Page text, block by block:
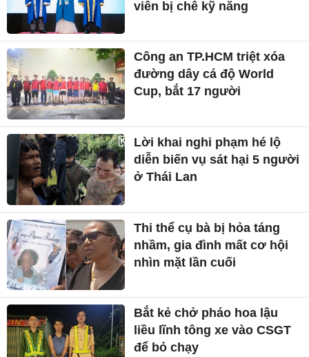
viên bị chê kỹ năng
Công an TP.HCM triệt xóa
đường dây cá độ World
Cup, bắt 17 người
Lời khai nghi phạm hé lộ
diễn biến vụ sát hại 5 người
ở Thái Lan
Thi thể cụ bà bị hỏa táng
nhầm, gia đình mất cơ hội
nhìn mặt lần cuối
Bắt kẻ chở pháo hoa lậu
liều lĩnh tông xe vào CSGT
để bỏ chạy